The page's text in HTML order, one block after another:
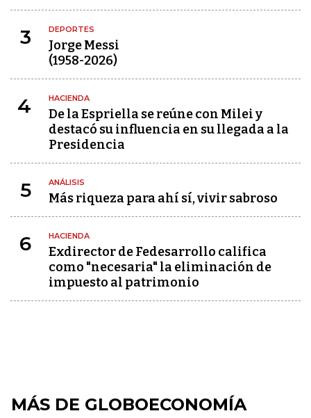
3 DEPORTES
Jorge Messi
(1958-2026)
4 HACIENDA
De la Espriella se reúne con Milei y
destacó su influencia en su llegada a la
Presidencia
5 ANÁLISIS
Más riqueza para ahí sí, vivir sabroso
6 HACIENDA
Exdirector de Fedesarrollo califica
como "necesaria" la eliminación de
impuesto al patrimonio
MÁS DE GLOBOECONOMÍA